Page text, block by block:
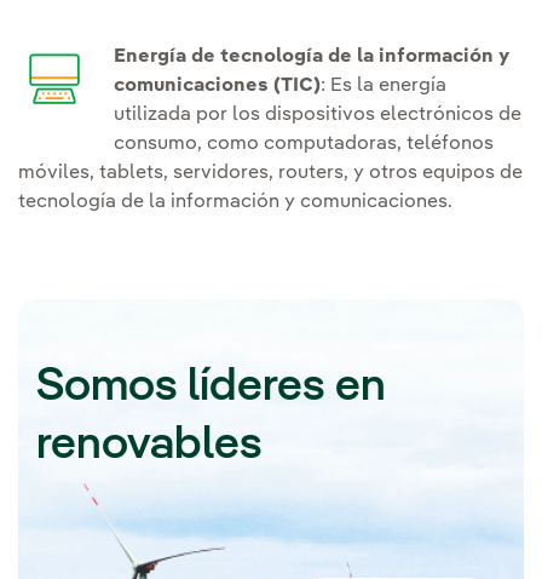
Energía de tecnología de la información y
comunicaciones (TIC): Es la energía
utilizada por los dispositivos electrónicos de
consumo, como computadoras, teléfonos
móviles, tablets, servidores, routers, y otros equipos de
tecnología de la información y comunicaciones.
Somos líderes en
renovables